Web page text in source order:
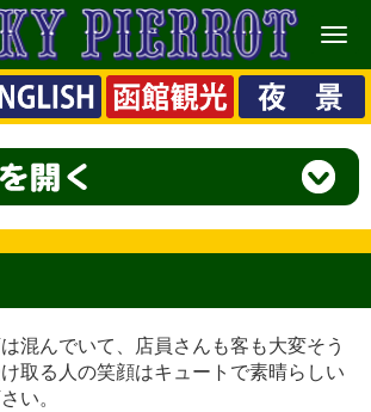
メ
ニ
ュ
ー
混んでいて、店員さんも客も大変そう
取る人の笑顔はキュートで素晴らしい
い。